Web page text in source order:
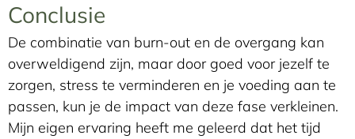
Conclusie
De combinatie van burn-out en de overgang kan
overweldigend zijn, maar door goed voor jezelf te
zorgen, stress te verminderen en je voeding aan te
passen, kun je de impact van deze fase verkleinen.
Mijn eigen ervaring heeft me geleerd dat het tijd